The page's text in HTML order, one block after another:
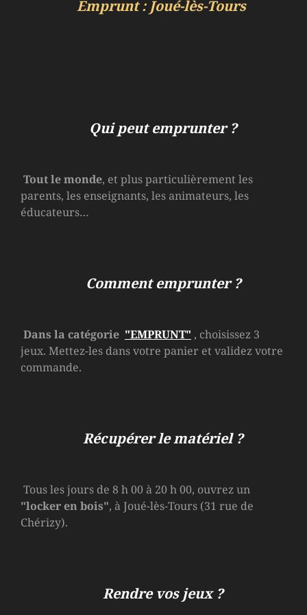
Emprunt : Joué-lès-Tours
Qui peut emprunter ?
Tout le monde, et plus particulièrement les
parents, les enseignants, les animateurs, les
éducateurs…
Comment emprunter ?
Dans la catégorie "EMPRUNT" , choisissez 3
jeux. Mettez-les dans votre panier et validez votre
commande.
Récupérer le matériel ?
Tous les jours de 8 h 00 à 20 h 00, ouvrez un
"locker en bois", à Joué-lès-Tours (31 rue de
Chérizy).
Rendre vos jeux ?